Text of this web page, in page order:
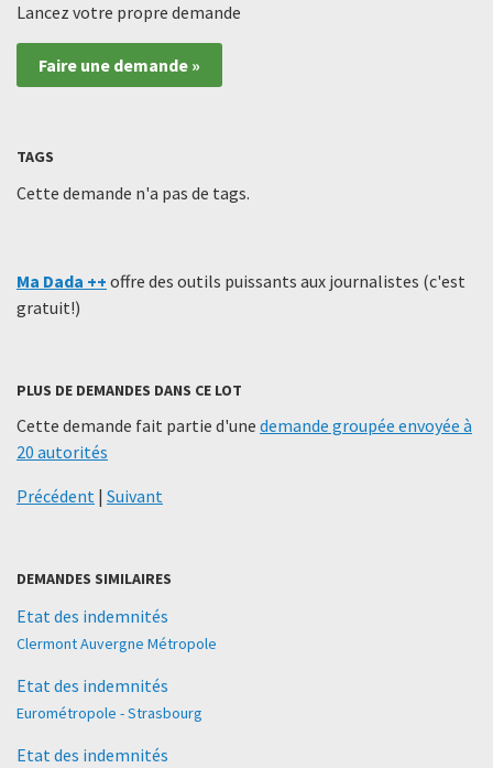
Lancez votre propre demande
Faire une demande »
TAGS
Cette demande n'a pas de tags.
Ma Dada ++ offre des outils puissants aux journalistes (c'est
gratuit!)
PLUS DE DEMANDES DANS CE LOT
Cette demande fait partie d'une demande groupée envoyée à
20 autorités
Précédent | Suivant
DEMANDES SIMILAIRES
Etat des indemnités
Clermont Auvergne Métropole
Etat des indemnités
Eurométropole - Strasbourg
Etat des indemnités